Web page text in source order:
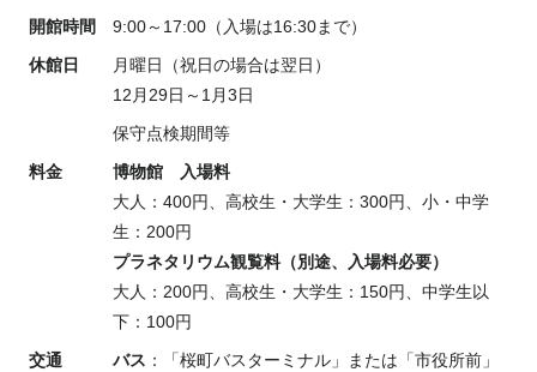
開館時間
9:00～17:00（入場は16:30まで）
休館日
月曜日（祝日の場合は翌日）
12月29日～1月3日
保守点検期間等
料金
博物館 入場料
大人：400円、高校生・大学生：300円、小・中学
生：200円
プラネタリウム観覧料（別途、入場料必要）
大人：200円、高校生・大学生：150円、中学生以
下：100円
交通
バス ：「桜町バスターミナル」または「市役所前」